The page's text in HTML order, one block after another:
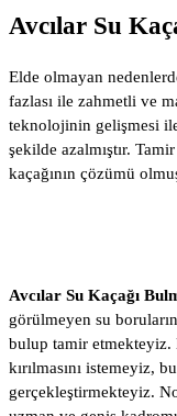
Avcılar Su
Elde olmayan
fazlası ile zahmetli ve
teknolojinin gelişmesi
şekilde azalmıştır.
kaçağının çözümü
Avcılar Su Kaçağı
görülmeyen su
bulup tamir etmekteyiz.
kırılmasını istemeyiz,
gerçekleştirmekteyiz.